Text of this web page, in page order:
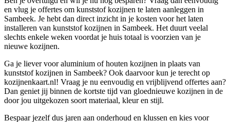
en vlug je offertes om kunststof kozijnen te laten aanleggen in
Sambeek. Je hebt dan direct inzicht in je kosten voor het laten
installeren van kunststof kozijnen in Sambeek. Het duurt veelal
slechts enkele weken voordat je huis totaal is voorzien van je
nieuwe kozijnen.
Ga je liever voor aluminium of houten kozijnen in plaats van
kunststof kozijnen in Sambeek? Ook daarvoor kun je terecht op
kozijnenkaart.nl! Vraag je nu eenvoudig en vrijblijvend offertes aan?
Dan geniet jij binnen de kortste tijd van gloednieuwe kozijnen in de
door jou uitgekozen soort materiaal, kleur en stijl.
Bespaar jezelf dus jaren aan onderhoud en klussen en kies voor